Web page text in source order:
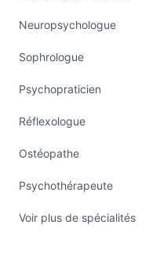
Neuropsychologue
Sophrologue
Psychopraticien
Réflexologue
Ostéopathe
Psychothérapeute
Voir plus de spécialités